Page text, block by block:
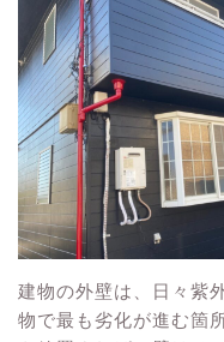
建物の外壁は、日々紫
物で最も劣化が進む箇